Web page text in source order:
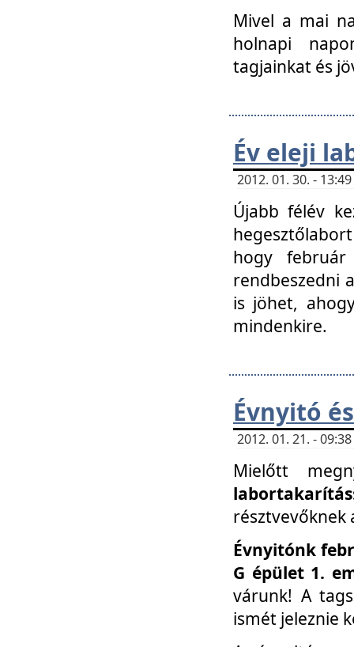
Mivel a mai
holnapi
tagjainkat és
Év eleji
2012. 01. 30. -
Újabb félév
hogy
rendbeszedni
is jöhet,
mindenkire.
Évnyitó
2012. 01. 21. -
Mielőtt
labortakarítás
résztvevőknek
Évnyitónk
G épület 1.
várunk! A
ismét jeleznie